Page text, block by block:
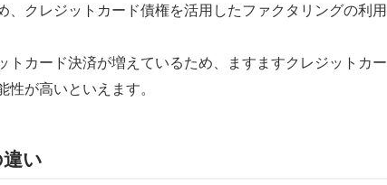
クレジットカード債権を活用したファクタリングの利用
カード決済が増えているため、ますますクレジットカー
が高いといえます。
い